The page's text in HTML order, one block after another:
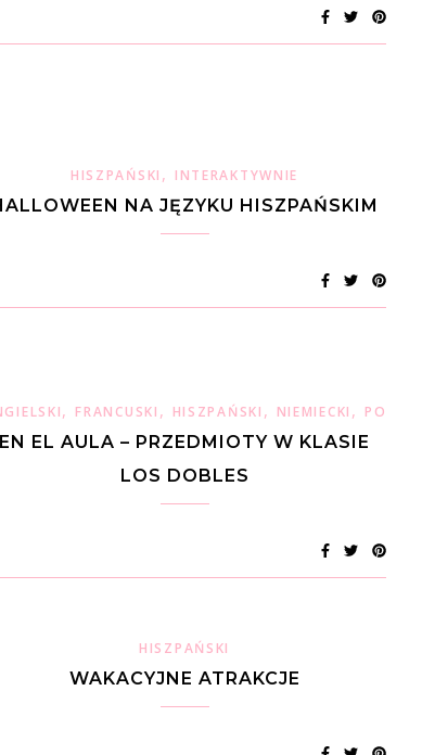
HISZPAŃSKI , INTERAKTYWNIE
NA JĘZYKU HISZPAŃSKIM
, FRANCUSKI , HISZPAŃSKI , NIEMIECKI , POLSKI
EN EL AULA – PRZEDMIOTY W KLASIE
LOS DOBLES
HISZPAŃSKI
WAKACYJNE ATRAKCJE